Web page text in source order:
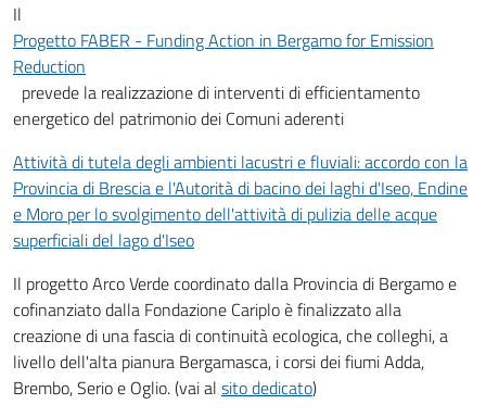
Il
Progetto FABER - Funding Action in Bergamo for Emission
Reduction
prevede la realizzazione di interventi di efficientamento
energetico del patrimonio dei Comuni aderenti
Attività di tutela degli ambienti lacustri e fluviali: accordo con la
Provincia di Brescia e l'Autorità di bacino dei laghi d'Iseo, Endine
e Moro per lo svolgimento dell'attività di pulizia delle acque
superficiali del lago d'Iseo
Il progetto Arco Verde coordinato dalla Provincia di Bergamo e
cofinanziato dalla Fondazione Cariplo è finalizzato alla
creazione di una fascia di continuità ecologica, che colleghi, a
livello dell'alta pianura Bergamasca, i corsi dei fiumi Adda,
Brembo, Serio e Oglio. (vai al sito dedicato)